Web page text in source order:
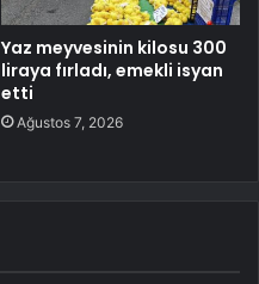
Yaz meyvesinin kilosu 300
liraya fırladı, emekli isyan
etti
Ağustos 7, 2026